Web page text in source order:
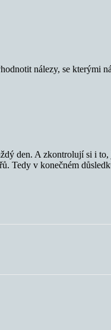
nálezy, se kterými
den. A zkontrolují si i
Tedy v konečném